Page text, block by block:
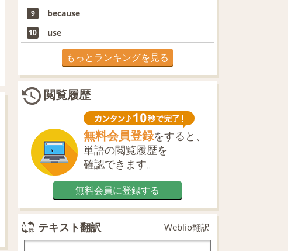
9 because
10 use
もっとランキングを見る
閲覧履歴
無料会員登録をすると、
単語の閲覧履歴を
確認できます。
無料会員に登録する
テキスト翻訳 Weblio翻訳